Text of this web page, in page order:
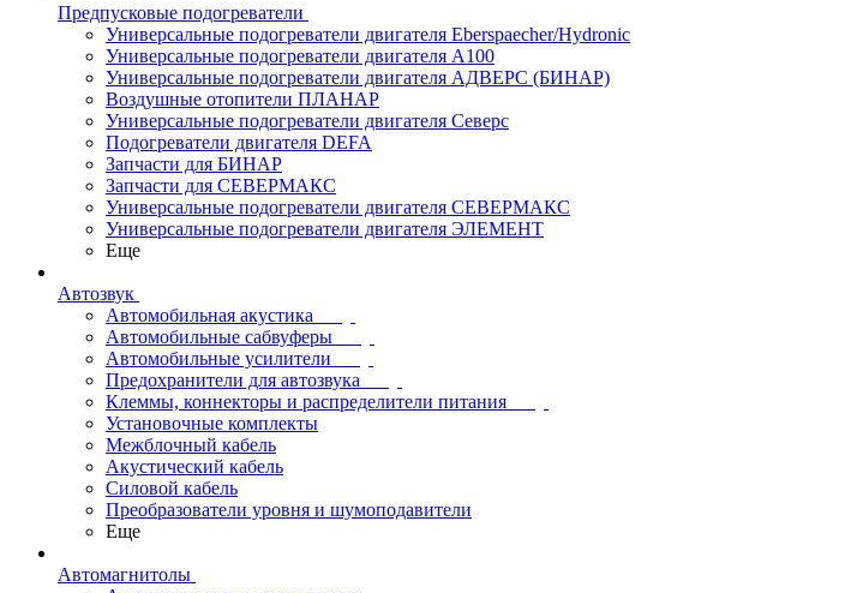
Предпусковые подогреватели
Универсальные подогреватели двигателя Eberspaecher/Hydronic
Универсальные подогреватели двигателя A100
Универсальные подогреватели двигателя АДВЕРС (БИНАР)
Воздушные отопители ПЛАНАР
Универсальные подогреватели двигателя Северс
Подогреватели двигателя DEFA
Запчасти для БИНАР
Запчасти для СЕВЕРМАКС
Универсальные подогреватели двигателя СЕВЕРМАКС
Универсальные подогреватели двигателя ЭЛЕМЕНТ
Еще
Автозвук
Автомобильная акустика
Автомобильные сабвуферы
Автомобильные усилители
Предохранители для автозвука
Клеммы, коннекторы и распределители питания
Установочные комплекты
Межблочный кабель
Акустический кабель
Силовой кабель
Преобразователи уровня и шумоподавители
Еще
Автомагнитолы